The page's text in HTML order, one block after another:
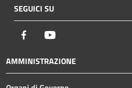
SEGUICI SU
Facebook
AMMINISTRAZIONE